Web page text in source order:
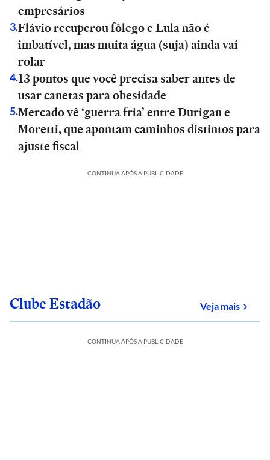
empresários
3.Flávio recuperou fôlego e Lula não é
imbatível, mas muita água (suja) ainda vai
rolar
4.13 pontos que você precisa saber antes de
usar canetas para obesidade
5.Mercado vê ‘guerra fria’ entre Durigan e
Moretti, que apontam caminhos distintos para
ajuste fiscal
CONTINUA APÓS A PUBLICIDADE
Clube Estadão Veja maissobre
CONTINUA APÓS A PUBLICIDADE